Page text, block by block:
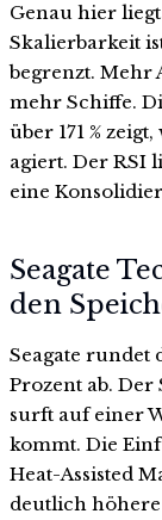
Genau hier
Skalierbarkeit
begrenzt. Mehr
mehr Schiffe.
über 171 %
agiert. Der RSI
eine
Seagate
den
Seagate rundet
Prozent ab.
surft auf einer
kommt. Die
Heat-Assisted
deutlich